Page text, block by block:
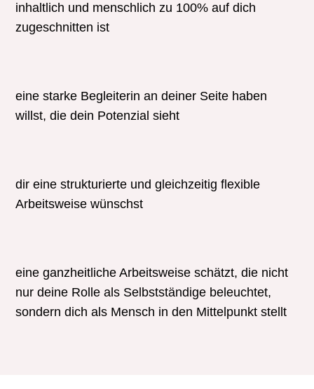
inhaltlich und menschlich zu 100% auf dich
zugeschnitten ist
eine starke Begleiterin an deiner Seite haben
willst, die dein Potenzial sieht
dir eine strukturierte und gleichzeitig flexible
Arbeitsweise wünschst
eine ganzheitliche Arbeitsweise schätzt, die nicht
nur deine Rolle als Selbstständige beleuchtet,
sondern dich als Mensch in den Mittelpunkt stellt